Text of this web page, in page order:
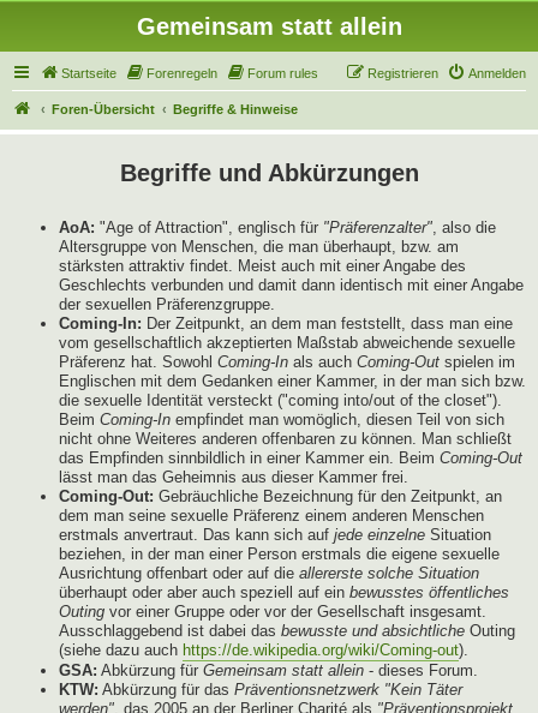
Gemeinsam statt allein
Startseite Forenregeln Forum rules Anmelden
Registrieren
Foren-Übersicht Begriffe & Hinweise
Begriffe und Abkürzungen
AoA: "Age of Attraction", englisch für "Präferenzalter", also die
Altersgruppe von Menschen, die man überhaupt, bzw. am
stärksten attraktiv findet. Meist auch mit einer Angabe des
Geschlechts verbunden und damit dann identisch mit einer Angabe
der sexuellen Präferenzgruppe.
Coming-In: Der Zeitpunkt, an dem man feststellt, dass man eine
vom gesellschaftlich akzeptierten Maßstab abweichende sexuelle
Präferenz hat. Sowohl Coming-In als auch Coming-Out spielen im
Englischen mit dem Gedanken einer Kammer, in der man sich bzw.
die sexuelle Identität versteckt ("coming into/out of the closet").
Beim Coming-In empfindet man womöglich, diesen Teil von sich
nicht ohne Weiteres anderen offenbaren zu können. Man schließt
das Empfinden sinnbildlich in einer Kammer ein. Beim Coming-Out
lässt man das Geheimnis aus dieser Kammer frei.
Coming-Out: Gebräuchliche Bezeichnung für den Zeitpunkt, an
dem man seine sexuelle Präferenz einem anderen Menschen
erstmals anvertraut. Das kann sich auf jede einzelne Situation
beziehen, in der man einer Person erstmals die eigene sexuelle
Ausrichtung offenbart oder auf die allererste solche Situation
überhaupt oder aber auch speziell auf ein bewusstes öffentliches
Outing vor einer Gruppe oder vor der Gesellschaft insgesamt.
Ausschlaggebend ist dabei das bewusste und absichtliche Outing
(siehe dazu auch https://de.wikipedia.org/wiki/Coming-out).
GSA: Abkürzung für Gemeinsam statt allein - dieses Forum.
KTW: Abkürzung für das Präventionsnetzwerk "Kein Täter
werden", das 2005 an der Berliner Charité als "Präventionsprojekt